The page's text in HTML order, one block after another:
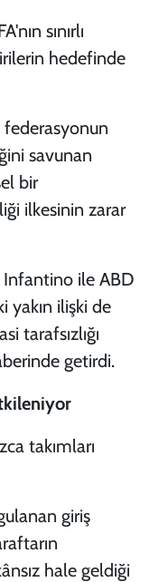
sınırlı
hedefinde
savunan
bir
ilkesinin zarar
Infantino ile ABD
yakın ilişki de
tarafsızlığı
getirdi.
takımları
giriş
hale geldiği